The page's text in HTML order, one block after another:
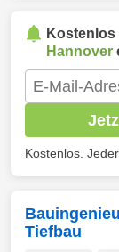
Kostenlos
Hannover
Kostenlos.
Tiefbau